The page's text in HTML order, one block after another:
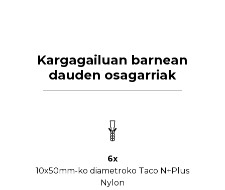
Kargagailuan barnean
dauden osagarriak
6x
10x50mm-ko diametroko Taco N+Plus
Nylon